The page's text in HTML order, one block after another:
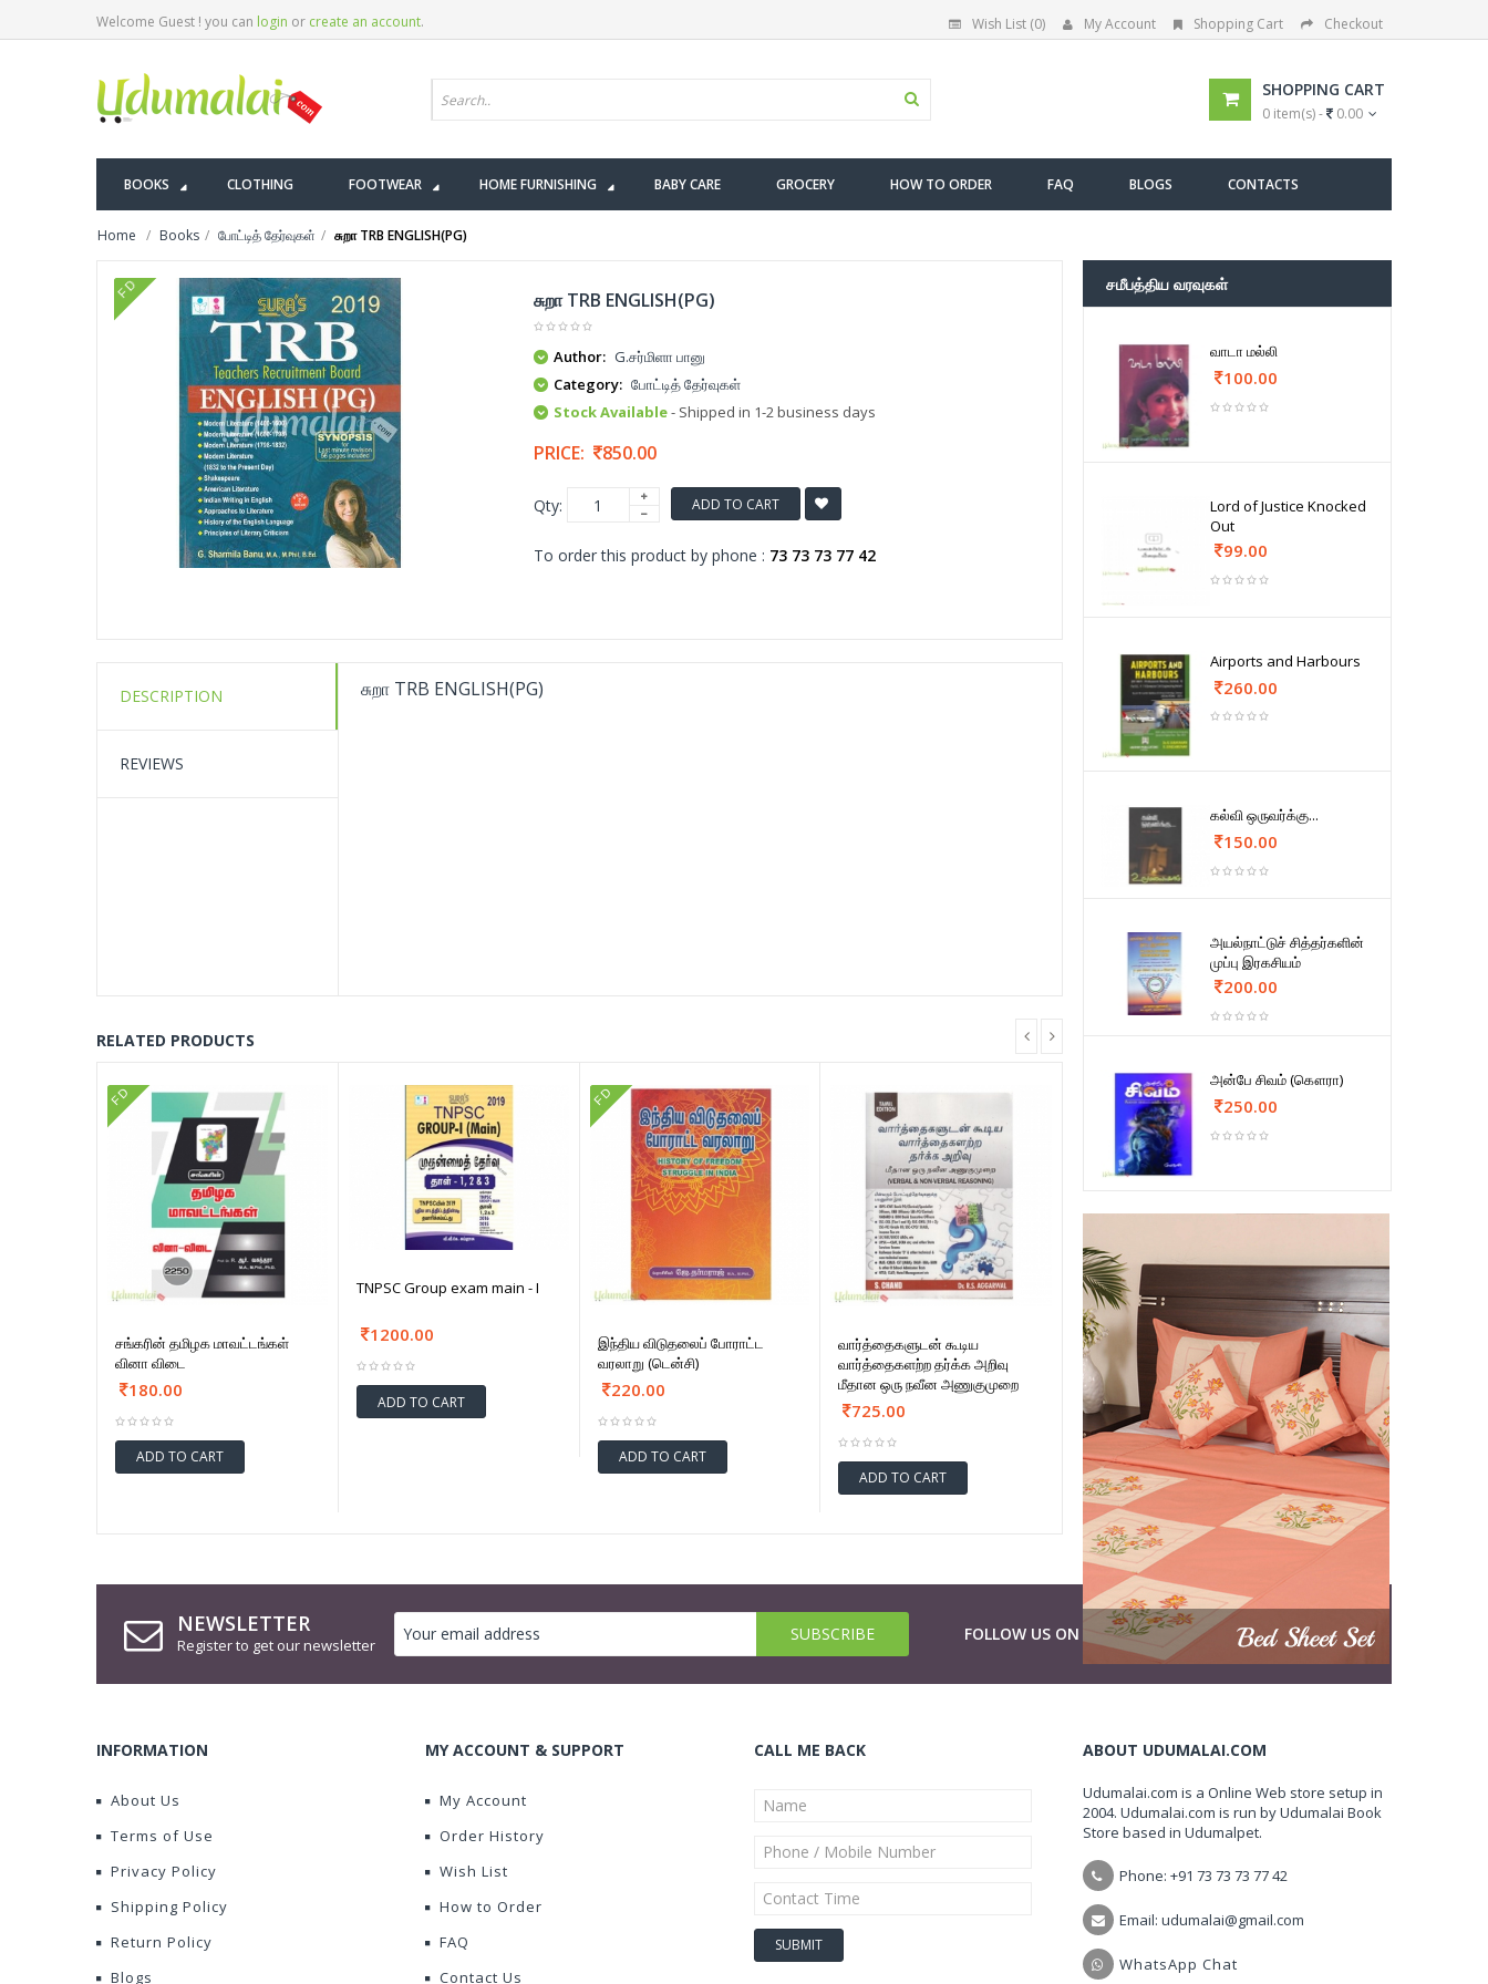
Welcome Guest ! you can login or create an account. Wish List (0) My Account Shopping Cart Checkout
SHOPPING CART
0 item(s) - 0.00
BOOKS CLOTHING FOOTWEAR HOME FURNISHING BABY CARE GROCERY HOW TO ORDER FAQ BLOGS CONTACTS
Home Books போட்டித் தேர்வுகள் சுறா TRB ENGLISH(PG)
FD சுறா TRB ENGLISH(PG)
Author: G.சர்மிளா பானு
Category: போட்டித் தேர்வுகள்
Stock Available- Shipped in 1-2 business days
PRICE: 850.00
Qty: ADD TO CART
To order this product by phone : 73 73 73 77 42
DESCRIPTION
REVIEWS
சுறா TRB ENGLISH(PG)
RELATED PRODUCTS
FD
சங்கரின் தமிழக மாவட்டங்கள்
வினா விடை
180.00
ADD TO CART
TNPSC Group exam main - I
1200.00
ADD TO CART
FD
இந்திய விடுதலைப் போராட்ட
வரலாறு (டென்சி)
220.00
ADD TO CART
வார்த்தைகளுடன் கூடிய
வார்த்தைகளற்ற தர்க்க அறிவு
மீதான ஒரு நவீன அணுகுமுறை
725.00
ADD TO CART
சமீபத்திய வரவுகள்
வாடா மல்லி
100.00
Lord of Justice Knocked
Out
99.00
Airports and Harbours
260.00
கல்வி ஒருவர்க்கு...
150.00
அயல்நாட்டுச் சித்தர்களின்
முப்பு இரகசியம்
200.00
அன்பே சிவம் (கௌரா)
250.00
NEWSLETTER
Register to get our newsletter
FOLLOW US ON
INFORMATION
About Us
Terms of Use
Privacy Policy
Shipping Policy
Return Policy
Blogs
MY ACCOUNT & SUPPORT
My Account
Order History
Wish List
How to Order
FAQ
Contact Us
CALL ME BACK ABOUT UDUMALAI.COM
Udumalai.com is a Online Web store setup in
2004. Udumalai.com is run by Udumalai Book
Store based in Udumalpet.
Phone: +91 73 73 73 77 42
Email: udumalai@gmail.com
WhatsApp Chat